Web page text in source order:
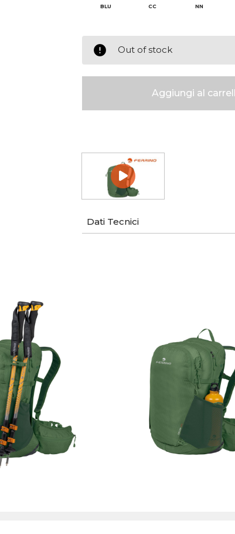
BLU CC NN
Out of stock
Dati Tecnici